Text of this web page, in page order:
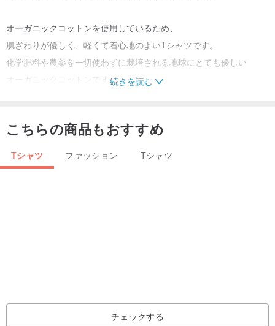
オーガニックコットンを使用しているため、
肌ざわりが優しく、軽くて着心地のよいTシャツです。
化学肥料や農薬を一切使わずに栽培される地球にとても優しい
オーガニックコットンです。
同じものは２つとない、世界に1点の染色をお楽しみ下さい。
ボディ/ 5.3oz
お届け後の返品交換につきましては明らかな不良品(注文したものと
続きを読む
こちらの商品もおすすめ
Tシャツ ファッション Tシャツ
チェックする